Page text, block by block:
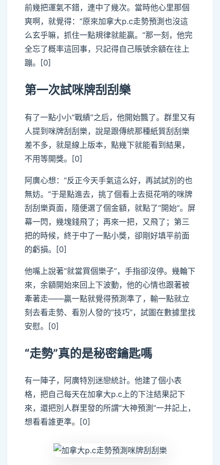
前幾把運氣不錯，連中了幾次。當時他心里那個
爽啊，就覺得：“原來加拿大p.c走勢預測也沒這
么玄乎嘛，抓住一點規律就能贏。”那一刻，他完
全忘了概率這回事，只記得自己賬號余額在往上
蹦。[0]
第一次試咪牌刮刮樂
有了一點小小“戰績”之后，他開始飄了。群里又有
人提到咪牌刮刮樂，說是跟傳統那種紙質刮刮樂
差不多，就是線上版本，點幾下就能看到結果，
不用等開獎。[0]
阿廣心想：“反正今天手氣這么好，再試試別的也
無妨。”于是點進去，挑了個看上去挺花哨的咪牌
刮刮樂頁面，隨便選了個金額，就點了“開始”。屏
幕一閃，幾塊錢飛了；再來一把，又飛了；第三
把的時候，終于中了一點小獎，卻剛好填平前面
的虧損。[0]
他嘴上說著“就當買個樂子”，手指卻沒停。幾輪下
來，余額開始來回上下波動，他的心情也跟著被
牽著走——贏一點就覺得預測準了，輸一點就立
刻去看走勢、看別人發的“技巧”，試圖在數據里找
安慰。[0]
“走勢”真的是秘密鑰匙嗎
有一陣子，阿廣特別迷戀統計。他建了個小表
格，把自己每天在加拿大p.c上的下注結果記下
來，還把別人群里發的所謂“大神預測”一并記上，
想看看誰更準。[0]